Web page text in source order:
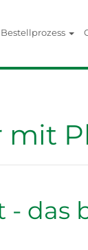
Bestellprozess
das